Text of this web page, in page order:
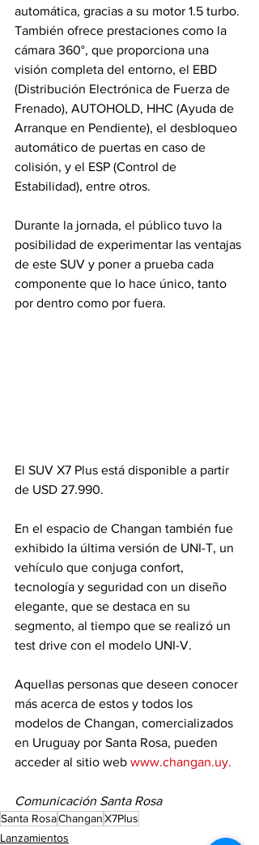
automática, gracias a su motor 1.5 turbo.
También ofrece prestaciones como la
cámara 360°, que proporciona una
visión completa del entorno, el EBD
(Distribución Electrónica de Fuerza de
Frenado), AUTOHOLD, HHC (Ayuda de
Arranque en Pendiente), el desbloqueo
automático de puertas en caso de
colisión, y el ESP (Control de
Estabilidad), entre otros.
Durante la jornada, el público tuvo la
posibilidad de experimentar las ventajas
de este SUV y poner a prueba cada
componente que lo hace único, tanto
por dentro como por fuera.
El SUV X7 Plus está disponible a partir
de USD 27.990.
En el espacio de Changan también fue
exhibido la última versión de UNI-T, un
vehículo que conjuga confort,
tecnología y seguridad con un diseño
elegante, que se destaca en su
segmento, al tiempo que se realizó un
test drive con el modelo UNI-V.
Aquellas personas que deseen conocer
más acerca de estos y todos los
modelos de Changan, comercializados
en Uruguay por Santa Rosa, pueden
acceder al sitio web www.changan.uy.
Comunicación Santa Rosa
Santa RosaChanganX7Plus
Lanzamientos